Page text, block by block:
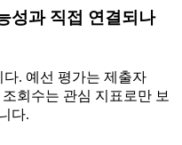
성과 직접 연결되나
. 예선 평가는 제출자
회수는 관심 지표로만 보
다.